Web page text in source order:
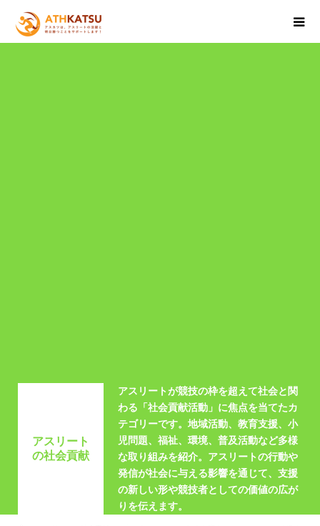
アスリート
の社会貢献
アスリートが競技の枠を超えて社会と関
わる「社会貢献活動」に焦点を当てたカ
テゴリーです。地域活動、教育支援、小
児問題、福祉、環境、普及活動など多様
な取り組みを紹介。アスリートの行動や
発信が社会に与える影響を通じて、支援
の新しい形や競技者としての価値の広が
りを伝えます。